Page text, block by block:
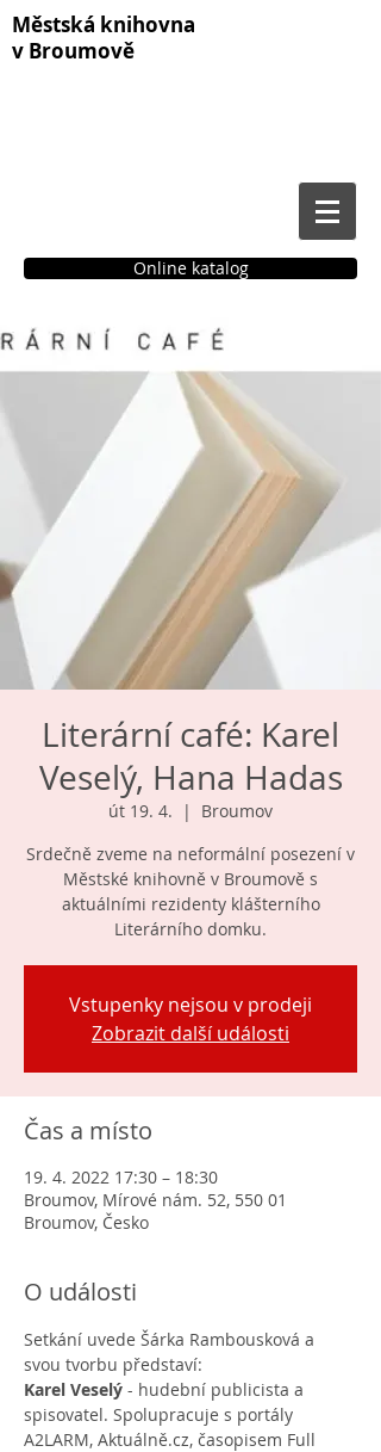
Městská knihovna
v Broumově
Online katalog
Čtenářské konto
Literární café: Karel
Veselý, Hana Hadas
út 19. 4.
  |
Broumov
Srdečně zveme na neformální posezení v
Městské knihovně v Broumově s
aktuálními rezidenty klášterního
Literárního domku.
Vstupenky nejsou v prodeji
Zobrazit další události
Čas a místo
19. 4. 2022 17:30 – 18:30
Broumov, Mírové nám. 52, 550 01
Broumov, Česko
O události
Setkání uvede Šárka Rambousková a
svou tvorbu představí:
Karel Veselý - hudební publicista a
spisovatel. Spolupracuje s portály
A2LARM, Aktuálně.cz, časopisem Full